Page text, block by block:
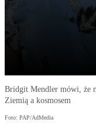
Bridgit Mendler mówi, że
Ziemią a kosmosem
Foto: PAP/AdMedia